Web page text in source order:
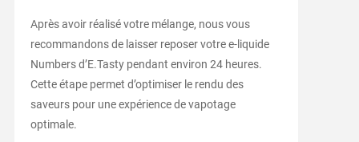
Après avoir réalisé votre mélange, nous vous
recommandons de laisser reposer votre e-liquide
Numbers d’E.Tasty pendant environ 24 heures.
Cette étape permet d’optimiser le rendu des
saveurs pour une expérience de vapotage
optimale.